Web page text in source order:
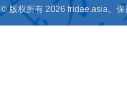
© 版权所有 2026 fridae.asia。